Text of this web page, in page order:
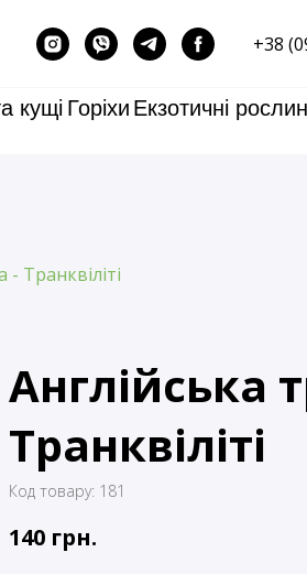
+38
кущі Горіхи Екзотичні
Транквіліті
Англійська
Транквіліті
Код товару: 181
140 грн.